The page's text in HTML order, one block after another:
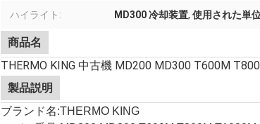
ハイライト: MD300 冷却装置, 使用された単
商品名
THERMO KING 中古機 MD200 MD300 T600M
製品説明
ブランド名:THERMO KING